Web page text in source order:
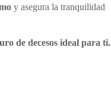
y asegura la tranquilidad
de decesos ideal para ti.